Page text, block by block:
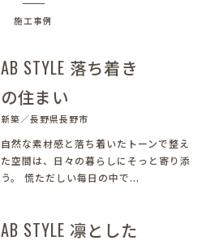
施工事例
AB STYLE 落ち着き
の住まい
新築／長野県長野市
自然な素材感と落ち着いたトーンで整え
た空間は、日々の暮らしにそっと寄り添
う。 慌ただしい毎日の中で...
AB STYLE 凛とした